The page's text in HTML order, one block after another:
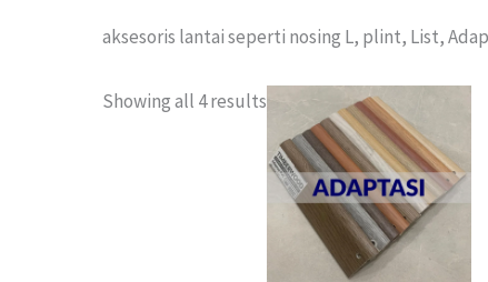
aksesoris lantai seperti nosing L, plint, List,
Showing all 4 results